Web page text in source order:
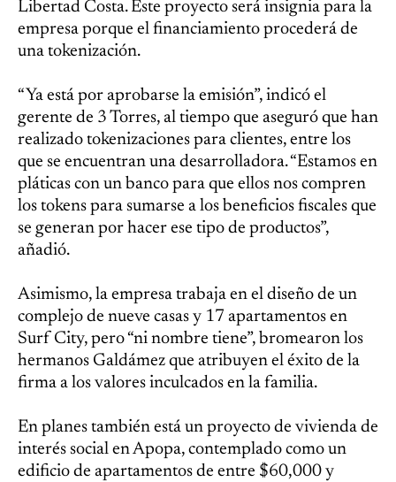
Libertad Costa. Este proyecto será insignia para la
empresa porque el financiamiento procederá de
una tokenización.
“Ya está por aprobarse la emisión”, indicó el
gerente de 3 Torres, al tiempo que aseguró que han
realizado tokenizaciones para clientes, entre los
que se encuentran una desarrolladora. “Estamos en
pláticas con un banco para que ellos nos compren
los tokens para sumarse a los beneficios fiscales que
se generan por hacer ese tipo de productos”,
añadió.
Asimismo, la empresa trabaja en el diseño de un
complejo de nueve casas y 17 apartamentos en
Surf City, pero “ni nombre tiene”, bromearon los
hermanos Galdámez que atribuyen el éxito de la
firma a los valores inculcados en la familia.
En planes también está un proyecto de vivienda de
interés social en Apopa, contemplado como un
edificio de apartamentos de entre $60,000 y